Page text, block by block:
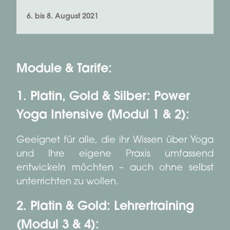
6. bis 8. August 2021
Module & Tarife:
1. Platin, Gold & Silber: Power
Yoga Intensive (Modul 1 & 2):
Geeignet für alle, die ihr Wissen über Yoga
und Ihre eigene Praxis umfassend
entwickeln möchten – auch ohne selbst
unterrichten zu wollen.
2. Platin & Gold: Lehrertraining
(Modul 3 & 4):